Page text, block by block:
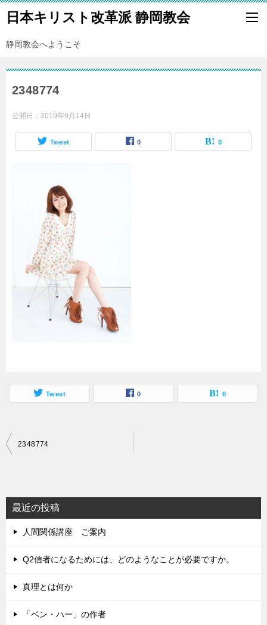
日本キリスト改革派 静岡教会
静岡教会へようこそ
2348774
公開日： 2019年9月14日
Tweet 0 0
Tweet 0 0
投
ビ
ゲ
ー
シ
2348774
最近の投稿
人間関係講座 ご案内
Q2信者になるためには、どのようなことが必要ですか。
真理とは何か
「ベン・ハー」の作者